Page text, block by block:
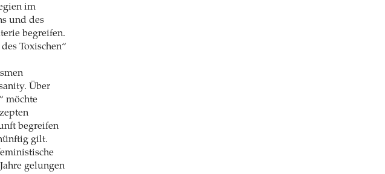
im
und des
begreifen.
Toxischen“
Über
möchte
begreifen
gilt.
gelungen